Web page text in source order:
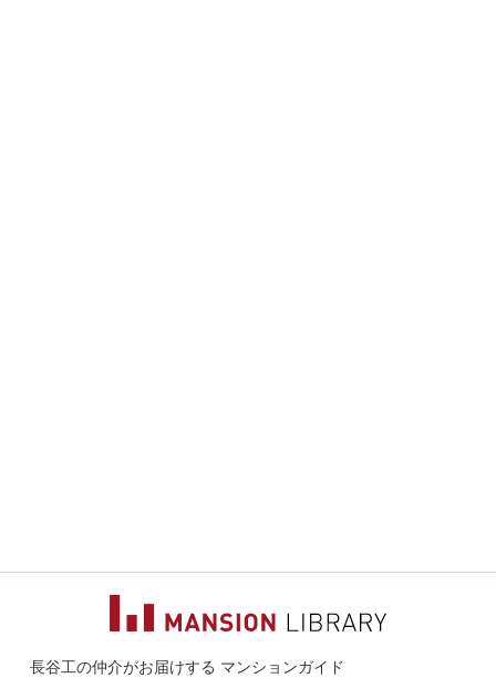
長谷工の仲介がお届けする マンションガイド